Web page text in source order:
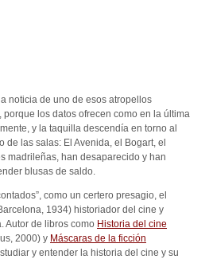
noticia de uno de esos atropellos
los datos ofrecen como en la última
y la taquilla descendía en torno al
las salas: El Avenida, el Bogart, el
madrileñas, han desaparecido y han
blusas de saldo.
como un certero presagio, el
1934) historiador del cine y
Autor de libros como Historia del cine
2000) y Máscaras de la ficción
y entender la historia del cine y su